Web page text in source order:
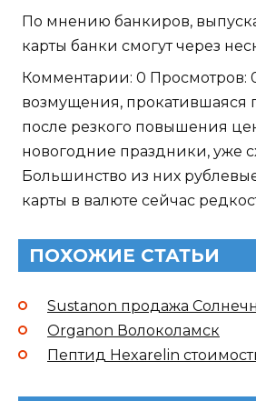
По мнению банкиров,
карты банки смогут через
Комментарии: 0 Просмотров:
возмущения, прокатившаяся
после резкого повышения
новогодние праздники, уже
Большинство из них
карты в валюте сейчас
ПОХОЖИЕ СТАТЬИ
Sustanon продажа
Organon Волоколамск
Пептид Hexarelin